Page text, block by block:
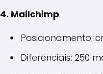
4. Mailchimp
Posicionamento:
Diferenciais: 250